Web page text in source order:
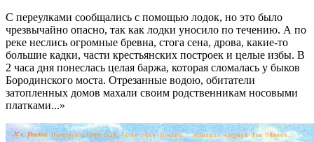
С переулками сообщались с помощью лодок, но это было
чрезвычайно опасно, так как лодки уносило по течению. А по
реке неслись огромные бревна, стога сена, дрова, какие-то
большие кадки, части крестьянских построек и целые избы. В
2 часа дня понеслась целая баржа, которая сломалась у быков
Бородинского моста. Отрезанные водою, обитатели
затопленных домов махали своим родственникам носовыми
платками...»